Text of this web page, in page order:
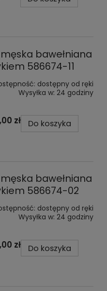
bawełniana
586674-11
dostępny od ręki
Wysyłka w: 24 godziny
zł Do koszyka
bawełniana
586674-02
dostępny od ręki
Wysyłka w: 24 godziny
zł Do koszyka